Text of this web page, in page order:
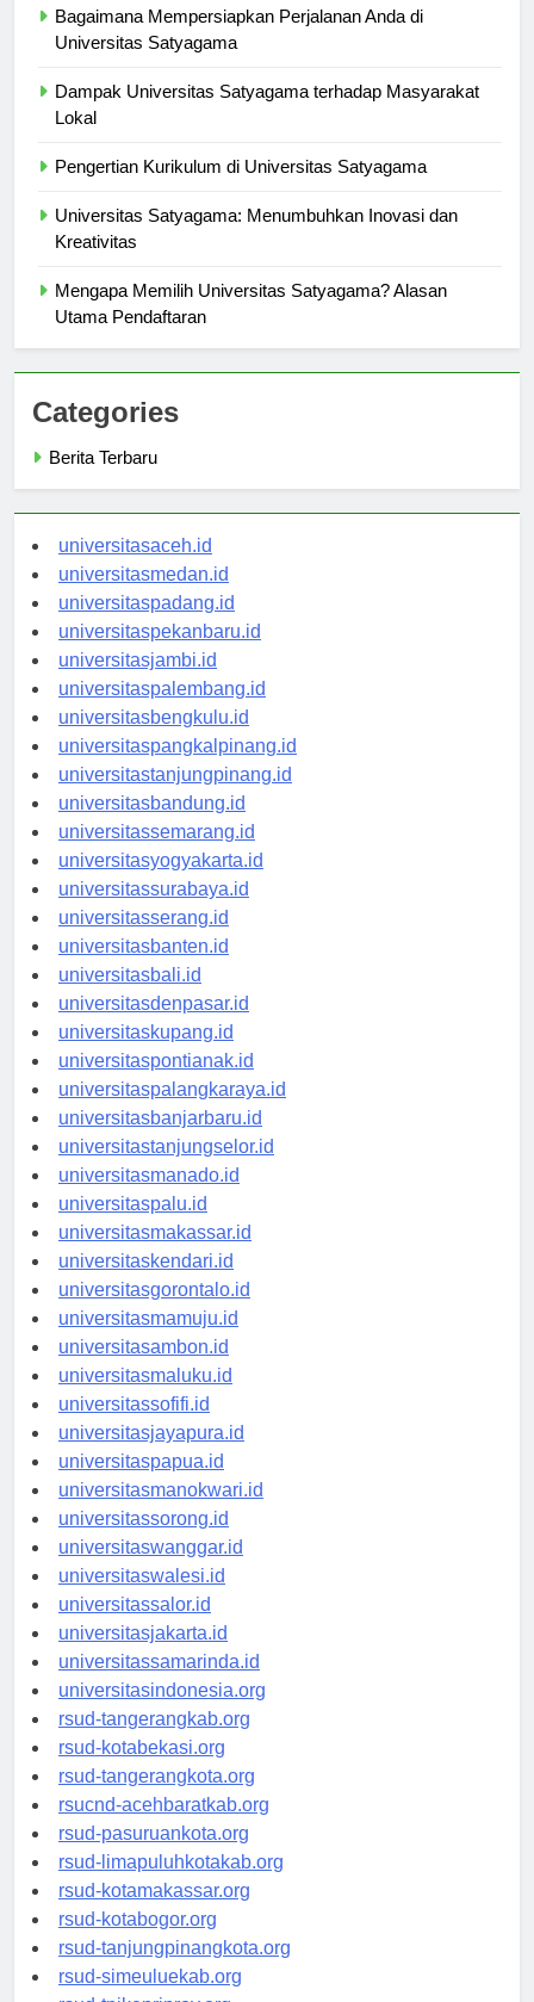
Bagaimana Mempersiapkan Perjalanan Anda di
Dampak Universitas Satyagama terhadap Masyarakat
Universitas Satyagama: Menumbuhkan Inovasi dan
Mengapa Memilih Universitas Satyagama? Alasan
Categories
universitasaceh.id
universitasmedan.id
universitaspadang.id
universitaspekanbaru.id
universitasjambi.id
universitaspalembang.id
universitasbengkulu.id
universitaspangkalpinang.id
universitastanjungpinang.id
universitasbandung.id
universitassemarang.id
universitasyogyakarta.id
universitassurabaya.id
universitasserang.id
universitasbanten.id
universitasbali.id
universitasdenpasar.id
universitaskupang.id
universitaspontianak.id
universitaspalangkaraya.id
universitasbanjarbaru.id
universitastanjungselor.id
universitasmanado.id
universitaspalu.id
universitasmakassar.id
universitaskendari.id
universitasgorontalo.id
universitasmamuju.id
universitasambon.id
universitasmaluku.id
universitassofifi.id
universitasjayapura.id
universitaspapua.id
universitasmanokwari.id
universitassorong.id
universitaswanggar.id
universitaswalesi.id
universitassalor.id
universitasjakarta.id
universitassamarinda.id
universitasindonesia.org
rsud-tangerangkab.org
rsud-kotabekasi.org
rsud-tangerangkota.org
rsucnd-acehbaratkab.org
rsud-pasuruankota.org
rsud-limapuluhkotakab.org
rsud-kotamakassar.org
rsud-kotabogor.org
rsud-tanjungpinangkota.org
rsud-simeuluekab.org